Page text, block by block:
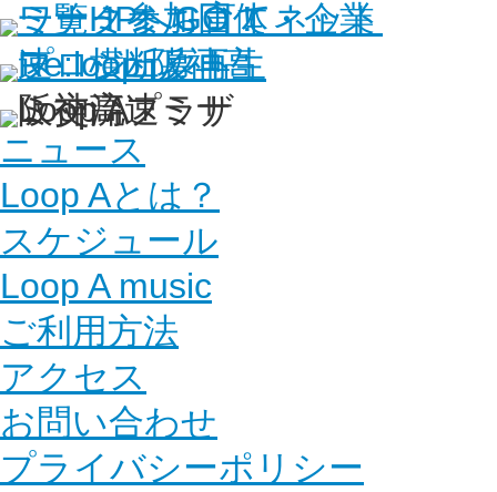
ニュース
Loop Aとは？
スケジュール
Loop A music
ご利用方法
アクセス
お問い合わせ
プライバシーポリシー